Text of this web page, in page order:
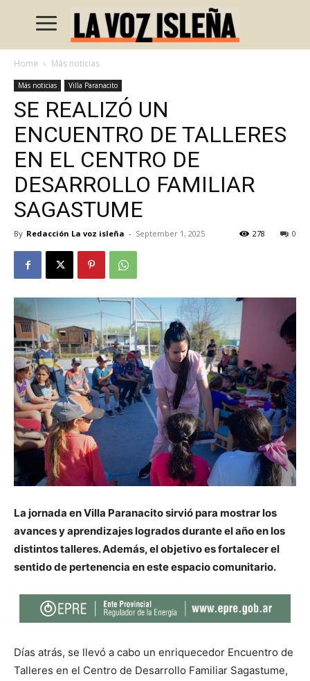
Home Más noticias
Más noticias Villa Paranacito
SE REALIZÓ UN
ENCUENTRO DE TALLERES
EN EL CENTRO DE
DESARROLLO FAMILIAR
SAGASTUME
By Redacción La voz isleña - September 1, 2025 0
278
La jornada en Villa Paranacito sirvió para mostrar los
avances y aprendizajes logrados durante el año en los
distintos talleres. Además, el objetivo es fortalecer el
sentido de pertenencia en este espacio comunitario.
Días atrás, se llevó a cabo un enriquecedor Encuentro de
Talleres en el Centro de Desarrollo Familiar Sagastume,